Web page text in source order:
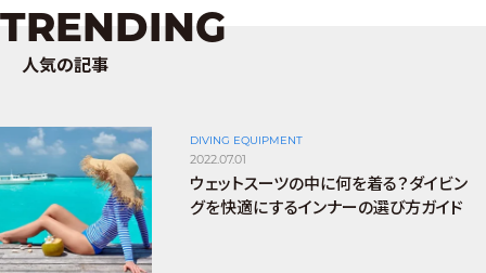
TRENDING
人気の記事
DIVING EQUIPMENT
2022.07.01
ウェットスーツの中に何を着る？ダイビン
グを快適にするインナーの選び方ガイド